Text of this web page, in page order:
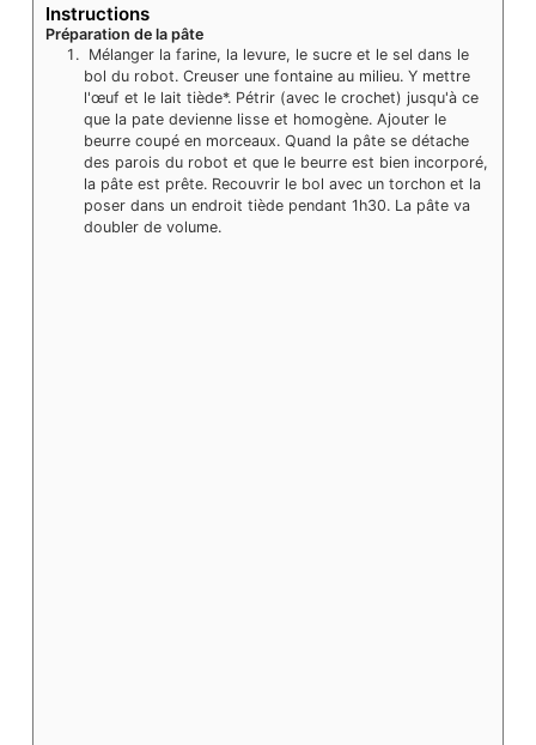
Instructions
Préparation de la pâte
Mélanger la farine, la levure, le sucre et le sel dans le
bol du robot. Creuser une fontaine au milieu. Y mettre
l'œuf et le lait tiède*. Pétrir (avec le crochet) jusqu'à ce
que la pate devienne lisse et homogène. Ajouter le
beurre coupé en morceaux. Quand la pâte se détache
des parois du robot et que le beurre est bien incorporé,
la pâte est prête. Recouvrir le bol avec un torchon et la
poser dans un endroit tiède pendant 1h30. La pâte va
doubler de volume.